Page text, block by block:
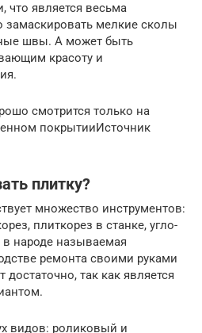
что является весьма
замаскировать мелкие сколы
швы. А может быть
красоту и
смотрится только на
покрытииИсточник
плитку?
множество инструментов:
плиткорез в станке, угло-
народе называемая
ремонта своими руками
достаточно, так как является
видов: роликовый и